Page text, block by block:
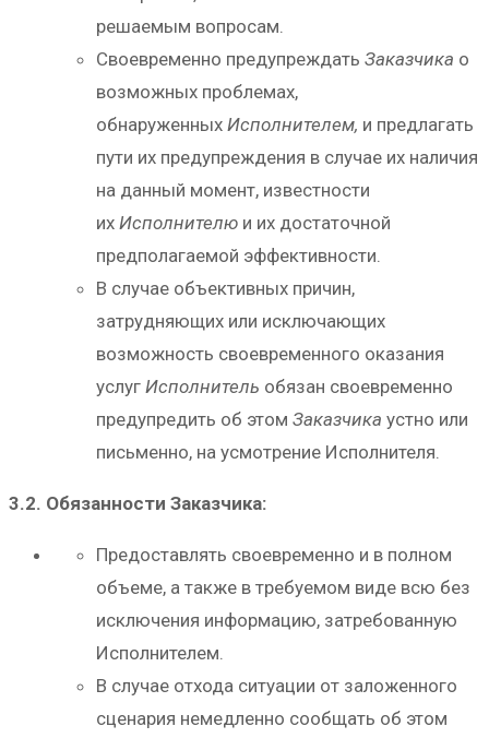
решаемым вопросам.
Своевременно предупреждать Заказчика о
возможных проблемах,
обнаруженных Исполнителем, и предлагать
пути их предупреждения в случае их наличия
на данный момент, известности
их Исполнителю и их достаточной
предполагаемой эффективности.
В случае объективных причин,
затрудняющих или исключающих
возможность своевременного оказания
услуг Исполнитель обязан своевременно
предупредить об этом Заказчика устно или
письменно, на усмотрение Исполнителя.
3.2. Обязанности Заказчика:
Предоставлять своевременно и в полном
объеме, а также в требуемом виде всю без
исключения информацию, затребованную
Исполнителем.
В случае отхода ситуации от заложенного
сценария немедленно сообщать об этом